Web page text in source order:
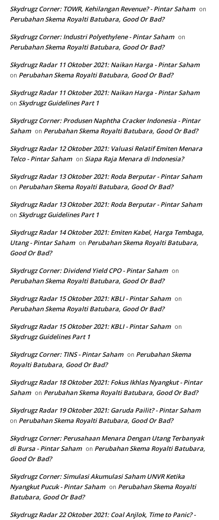
Skydrugz Corner: TOWR, Kehilangan Revenue? - Pintar Saham on
Perubahan Skema Royalti Batubara, Good Or Bad?
Skydrugz Corner: Industri Polyethylene - Pintar Saham on
Perubahan Skema Royalti Batubara, Good Or Bad?
Skydrugz Radar 11 Oktober 2021: Naikan Harga - Pintar Saham
on Perubahan Skema Royalti Batubara, Good Or Bad?
Skydrugz Radar 11 Oktober 2021: Naikan Harga - Pintar Saham
on Skydrugz Guidelines Part 1
Skydrugz Corner: Produsen Naphtha Cracker Indonesia - Pintar
Saham on Perubahan Skema Royalti Batubara, Good Or Bad?
Skydrugz Radar 12 Oktober 2021: Valuasi Relatif Emiten Menara
Telco - Pintar Saham on Siapa Raja Menara di Indonesia?
Skydrugz Radar 13 Oktober 2021: Roda Berputar - Pintar Saham
on Perubahan Skema Royalti Batubara, Good Or Bad?
Skydrugz Radar 13 Oktober 2021: Roda Berputar - Pintar Saham
on Skydrugz Guidelines Part 1
Skydrugz Radar 14 Oktober 2021: Emiten Kabel, Harga Tembaga,
Utang - Pintar Saham on Perubahan Skema Royalti Batubara,
Good Or Bad?
Skydrugz Corner: Dividend Yield CPO - Pintar Saham on
Perubahan Skema Royalti Batubara, Good Or Bad?
Skydrugz Radar 15 Oktober 2021: KBLI - Pintar Saham on
Perubahan Skema Royalti Batubara, Good Or Bad?
Skydrugz Radar 15 Oktober 2021: KBLI - Pintar Saham on
Skydrugz Guidelines Part 1
Skydrugz Corner: TINS - Pintar Saham on Perubahan Skema
Royalti Batubara, Good Or Bad?
Skydrugz Radar 18 Oktober 2021: Fokus Ikhlas Nyangkut - Pintar
Saham on Perubahan Skema Royalti Batubara, Good Or Bad?
Skydrugz Radar 19 Oktober 2021: Garuda Pailit? - Pintar Saham
on Perubahan Skema Royalti Batubara, Good Or Bad?
Skydrugz Corner: Perusahaan Menara Dengan Utang Terbanyak
di Bursa - Pintar Saham on Perubahan Skema Royalti Batubara,
Good Or Bad?
Skydrugz Corner: Simulasi Akumulasi Saham UNVR Ketika
Nyangkut Pucuk - Pintar Saham on Perubahan Skema Royalti
Batubara, Good Or Bad?
Skydrugz Radar 22 Oktober 2021: Coal Anjlok, Time to Panic? -